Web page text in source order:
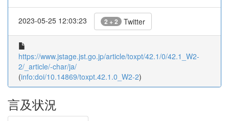
2023-05-25 12:03:23 2 + 2 Twitter
https://www.jstage.jst.go.jp/article/toxpt/42.1/0/42.1_W2-
2/_article/-char/ja/
(info:doi/10.14869/toxpt.42.1.0_W2-2)
言及状況